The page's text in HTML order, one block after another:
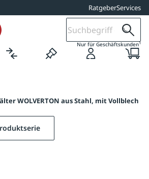
RatgeberServices
Nur für Geschäftskunden1
WOLVERTON aus Stahl, mit Vollblech